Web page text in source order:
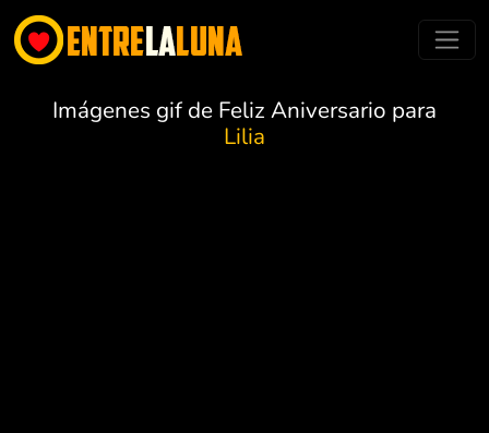
Imágenes gif de Feliz Aniversario para
Lilia